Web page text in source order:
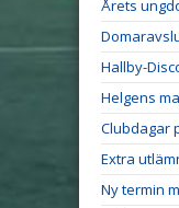
Årets
Hallby-
Helgens
Clubdagar
Extra
Ny termin